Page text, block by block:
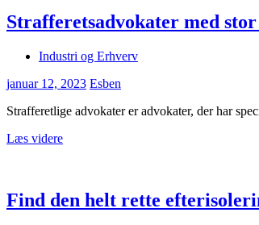
Strafferetsadvokater med
Industri og Erhverv
januar 12, 2023 Esben
Strafferetlige advokater er advokater, der har
Læs videre
Find den helt rette